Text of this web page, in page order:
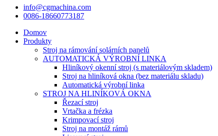
info@cgmachina.com
0086-18660773187
Domov
Produkty
Stroj na rámování solárních panelů
AUTOMATICKÁ VÝROBNÍ LINKA
Hliníkový okenní stroj (s materiálovým skladem)
Stroj na hliníková okna (bez materiálu skladu)
Automatická výrobní linka
STROJ NA HLINÍKOVÁ OKNA
Řezací stroj
Vrtačka a frézka
Krimpovací stroj
Stroj na montáž rámů